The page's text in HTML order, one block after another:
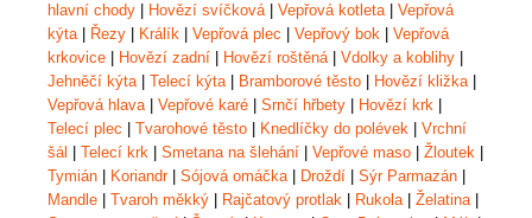
hlavní chody
Hovězí svíčková| Vepřová kotleta| Vepřová
kýta| Řezy Králík Vepřová plec Vepřový bok
Vepřová
krkovice
Hovězí zadní Hovězí roštěná| Vdolky a koblihy
Jehněčí kýta| Telecí kýta| Bramborové těsto Hovězí kližka|
Vepřová hlava| Vepřové karé Srnčí hřbety Hovězí krk
Telecí plec
Tvarohové těsto Knedlíčky do polévek
Vrchní
šál
Telecí krk Smetana na šlehání Vepřové maso Žloutek
Tymián
Koriandr| Sójová omáčka| Droždí Sýr Parmazán
Mandle
Tvaroh měkký Rajčatový protlak Rukola| Želatina|